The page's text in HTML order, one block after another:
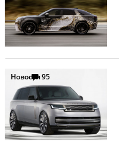
Новости95